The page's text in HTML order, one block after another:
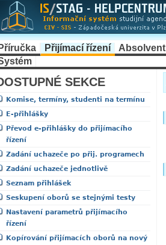
Příručka Přijímací řízení Absolvent
SEKCE
Komise, termíny, studenti na termínu
E-přihlášky
Převod e-přihlášky do přijímacího
řízení
Zadání uchazeče po přij. programech
Zadání uchazeče jednotlivě
Seznam přihlášek
Seskupení oborů se stejnými testy
Nastavení parametrů přijímacího
řízení
Kopírování přijímacích oborů na nový